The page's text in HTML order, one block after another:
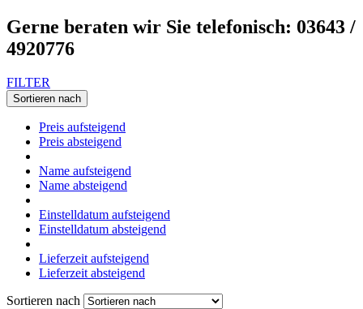
Gerne beraten wir Sie telefonisch: 03643 /
4920776
FILTER
Sortieren nach
Preis aufsteigend
Preis absteigend
Name aufsteigend
Name absteigend
Einstelldatum aufsteigend
Einstelldatum absteigend
Lieferzeit aufsteigend
Lieferzeit absteigend
Sortieren nach